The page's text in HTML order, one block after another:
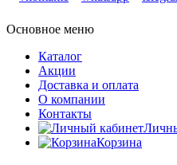
Основное меню
Каталог
Акции
Доставка и оплата
О компании
Контакты
Корзина